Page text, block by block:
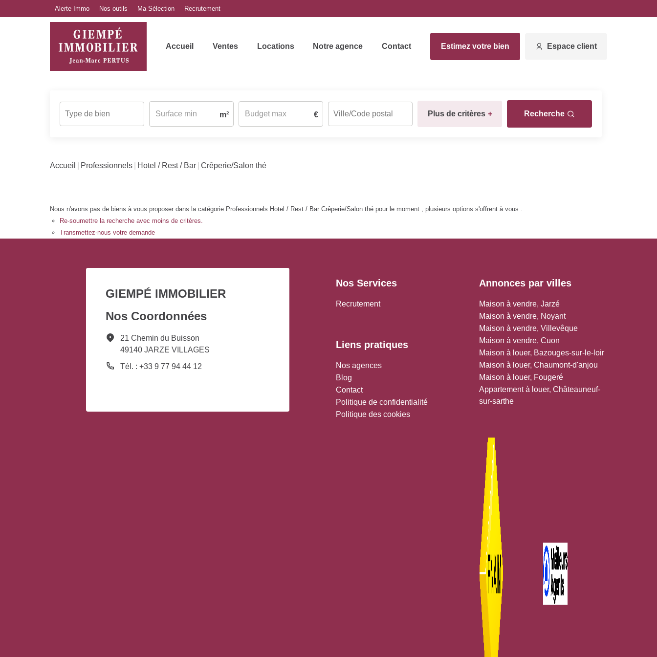
Alerte Immo Nos outils Ma Sélection Recrutement
Accueil Ventes Locations Notre agence Contact Estimez votre bien Espace client
m² € Plus de critères + Recherche
Accueil Professionnels Hotel / Rest / Bar Crêperie/Salon thé
Nous n'avons pas de biens à vous proposer dans la catégorie Professionnels Hotel / Rest / Bar Crêperie/Salon thé pour le moment , plusieurs options s'offrent à vous :
Re-soumettre la recherche avec moins de critères.
Transmettez-nous votre demande
GIEMPÉ IMMOBILIER
Nos Coordonnées
21 Chemin du Buisson
49140 JARZE VILLAGES
Tél. : +33 9 77 94 44 12
Nos Services
Recrutement
Liens pratiques
Nos agences
Blog
Contact
Politique de confidentialité
Politique des cookies
Annonces par villes
Maison à vendre, Jarzé
Maison à vendre, Noyant
Maison à vendre, Villevêque
Maison à vendre, Cuon
Maison à louer, Bazouges-sur-le-loir
Maison à louer, Chaumont-d'anjou
Maison à louer, Fougeré
Appartement à louer, Châteauneuf-
sur-sarthe